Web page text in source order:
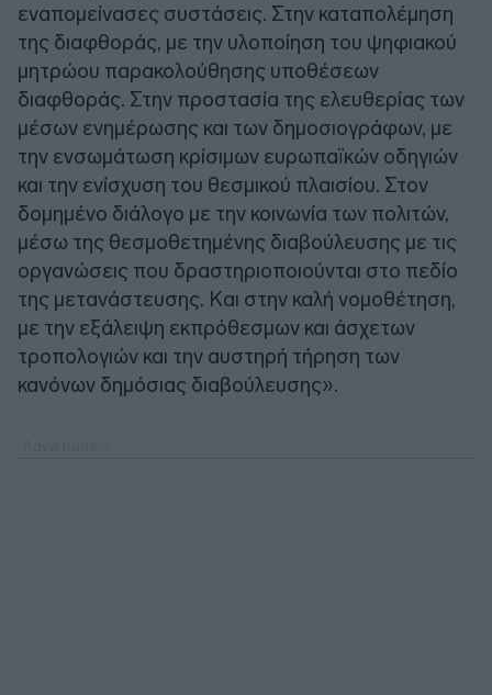
εναπομείνασες συστάσεις. Στην καταπολέμηση
της διαφθοράς, με την υλοποίηση του ψηφιακού
μητρώου παρακολούθησης υποθέσεων
διαφθοράς. Στην προστασία της ελευθερίας των
μέσων ενημέρωσης και των δημοσιογράφων, με
την ενσωμάτωση κρίσιμων ευρωπαϊκών οδηγιών
και την ενίσχυση του θεσμικού πλαισίου. Στον
δομημένο διάλογο με την κοινωνία των πολιτών,
μέσω της θεσμοθετημένης διαβούλευσης με τις
οργανώσεις που δραστηριοποιούνται στο πεδίο
της μετανάστευσης. Και στην καλή νομοθέτηση,
με την εξάλειψη εκπρόθεσμων και άσχετων
τροπολογιών και την αυστηρή τήρηση των
κανόνων δημόσιας διαβούλευσης».